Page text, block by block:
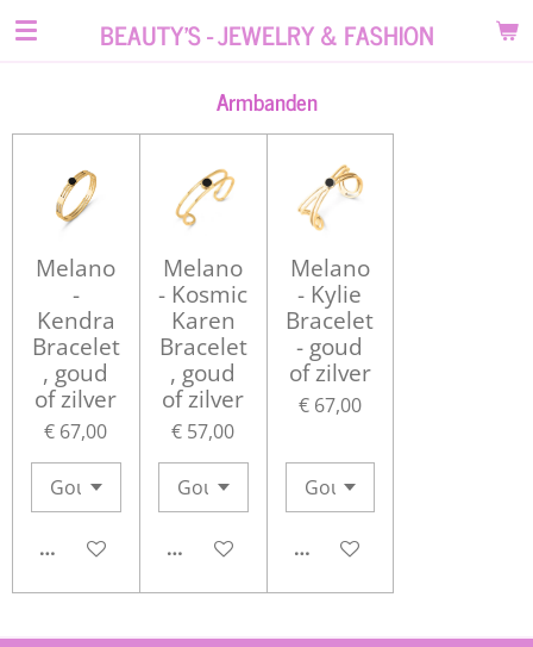
Ga
hoofdinhoud
BEAUTY'S - JEWELRY & FASHION
Armbanden
Melano
-
Kendra
Bracelet
, goud
of zilver
€ 67,00
IN WINKELWAGEN
Melano
- Kosmic
Karen
Bracelet
, goud
of zilver
€ 57,00
IN WINKELWAGEN
Melano
- Kylie
Bracelet
- goud
of zilver
€ 67,00
IN WINKELWAGEN